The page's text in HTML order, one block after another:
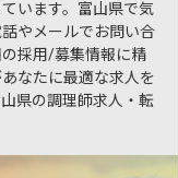
います。富山県で気
やメールでお問い合
採用/募集情報に精
なたに最適な求人を
県の調理師求人・転